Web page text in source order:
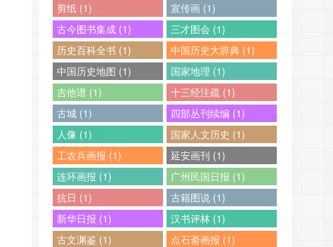
剪纸 (1)
宣传画 (1)
古今图书集成 (1)
三才图会 (1)
历史百科全书 (1)
中国历史大辞典 (1)
中国历史地图 (1)
国家地理 (1)
吉他谱 (1)
十三经注疏 (1)
古城 (1)
四部丛刊续编 (1)
人像 (1)
国家人文历史 (1)
工农兵画报 (1)
延安画刊 (1)
连环画报 (1)
广州民国日报 (1)
抗日 (1)
古籍图说 (1)
新华日报 (1)
汉书评林 (1)
古文渊鉴 (1)
点石斋画报 (1)